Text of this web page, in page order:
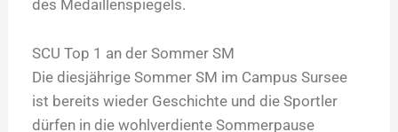
des Medaillenspiegels.
SCU Top 1 an der Sommer SM
Die diesjährige Sommer SM im Campus Sursee
ist bereits wieder Geschichte und die Sportler
dürfen in die wohlverdiente Sommerpause